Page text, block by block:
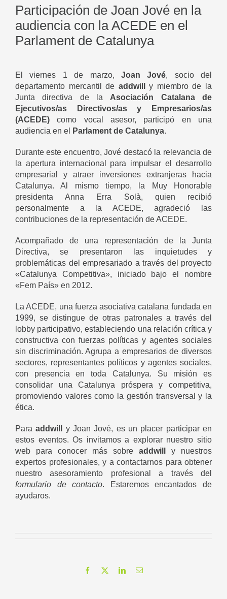
Participación de Joan Jové en la
audiencia con la ACEDE en el
Parlament de Catalunya
El viernes 1 de marzo, Joan Jové, socio del
departamento mercantil de addwill
y miembro de la
Junta directiva de la Asociación Catalana de
Ejecutivos/as Directivos/as y Empresarios/as
(ACEDE) como vocal asesor, participó en una
audiencia en el
Parlament de Catalunya.
Durante este encuentro, Jové destacó la relevancia de
la apertura internacional para impulsar el desarrollo
empresarial y atraer inversiones extranjeras hacia
Catalunya. Al mismo tiempo, la Muy Honorable
presidenta Anna Erra Solà, quien recibió
personalmente a la ACEDE, agradeció las
contribuciones de la representación de ACEDE.
Acompañado de una representación de la Junta
Directiva, se presentaron las inquietudes y
problemáticas del empresariado a través del proyecto
«Catalunya Competitiva», iniciado bajo el nombre
«Fem País» en 2012.
La ACEDE, una fuerza asociativa catalana fundada en
1999, se distingue de otras patronales a través del
lobby participativo, estableciendo una relación crítica y
constructiva con fuerzas políticas y agentes sociales
sin discriminación. Agrupa a empresarios de diversos
sectores, representantes políticos y agentes sociales,
con presencia en toda Catalunya. Su misión es
consolidar una Catalunya próspera y competitiva,
promoviendo valores como la gestión transversal y la
ética.
Paraaddwill
y Joan Jové, es un placer participar en
estos eventos. Os invitamos a explorar nuestro sitio
web para conocer más sobre addwill
y nuestros
expertos profesionales, y a contactarnos para obtener
nuestro asesoramiento profesional a través del
formulario de contacto. Estaremos encantados de
ayudaros.
Facebook LinkedInCorreo